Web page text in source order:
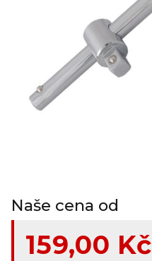
Naše cena od
159,00 Kč